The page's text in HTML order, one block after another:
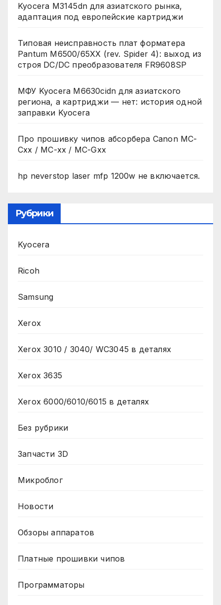
Kyocera M3145dn для азиатского рынка,
адаптация под европейские картриджи
Типовая неисправность плат форматера
Pantum M6500/65XX (rev. Spider 4): выход из
строя DC/DC преобразователя FR9608SP
МФУ Kyocera M6630cidn для азиатского
региона, а картриджи — нет: история одной
заправки Kyocera
Про прошивку чипов абсорбера Canon MC-
Cxx / MC-xx / MC-Gxx
hp neverstop laser mfp 1200w не включается.
Рубрики
Kyocera
Ricoh
Samsung
Xerox
Xerox 3010 / 3040/ WC3045 в деталях
Xerox 3635
Xerox 6000/6010/6015 в деталях
Без рубрики
Запчасти 3D
Микроблог
Новости
Обзоры аппаратов
Платные прошивки чипов
Программаторы